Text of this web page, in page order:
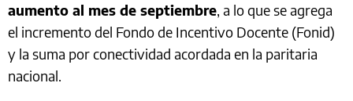
aumento al mes de septiembre, a lo que se agrega
el incremento del Fondo de Incentivo Docente (Fonid)
y la suma por conectividad acordada en la paritaria
nacional.